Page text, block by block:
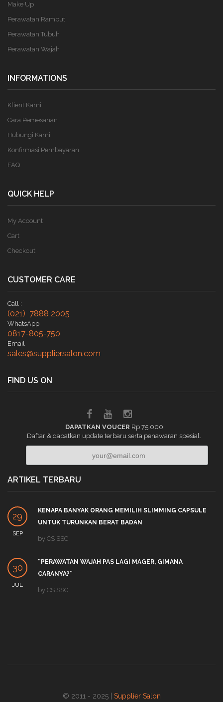
Make Up
Perawatan Rambut
Perawatan Tubuh
Perawatan Wajah
INFORMATIONS
Klient Kami
Cara Pemesanan
Hubungi Kami
Konfirmasi Pembayaran
FAQ
QUICK HELP
My Account
Cart
Checkout
CUSTOMER CARE
Call :
(021) 7888 2005
WhatsApp
0817-805-750
Email
sales@suppliersalon.com
FIND US ON
DAPATKAN VOUCER Rp 75.000
Daftar & dapatkan update terbaru serta penawaran spesial.
ARTIKEL TERBARU
29
SEP
KENAPA BANYAK ORANG MEMILIH SLIMMING CAPSULE
UNTUK TURUNKAN BERAT BADAN
by CS SSC
30
JUL
“PERAWATAN WAJAH PAS LAGI MAGER, GIMANA
CARANYA?”
by CS SSC
© 2011 - 2025 | Supplier Salon